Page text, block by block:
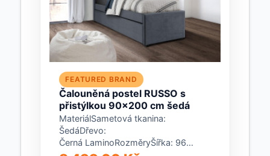
FEATURED BRAND
Čalouněná postel RUSSO s
přistýlkou 90x200 cm šedá
MateriálSametová tkanina:
ŠedáDřevo:
Černá LaminoRozměryŠířka: 96